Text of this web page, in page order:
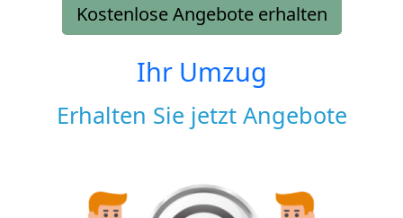
Kostenlose Angebote erhalten
Ihr Umzug
Erhalten Sie jetzt Angebote